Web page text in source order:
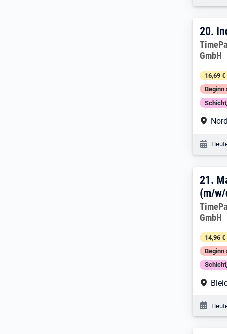
20.
20.
GmbH
16,69
Beginn
21.
21.
(m/
GmbH
14,96
Beginn